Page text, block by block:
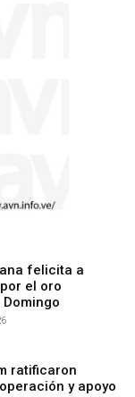
felicita a
el oro
ratificaron
y apoyo